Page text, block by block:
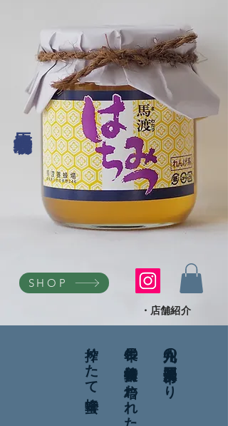
SHOP
・店舗紹介
九州の福岡県八女市より
長年の養蜂技術に培われた
搾りたて蜂蜜